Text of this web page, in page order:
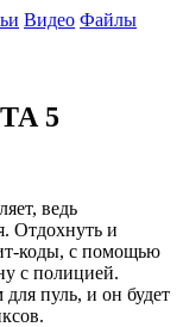
Видео Файлы
5
ведь
Отдохнуть и
коды, с помощью
с полицией.
пуль, и он будет